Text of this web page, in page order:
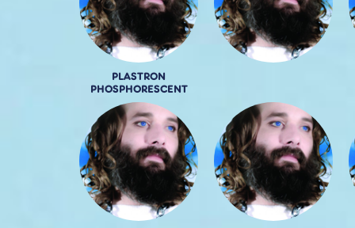
PLASTRON
PHOSPHORESCENT